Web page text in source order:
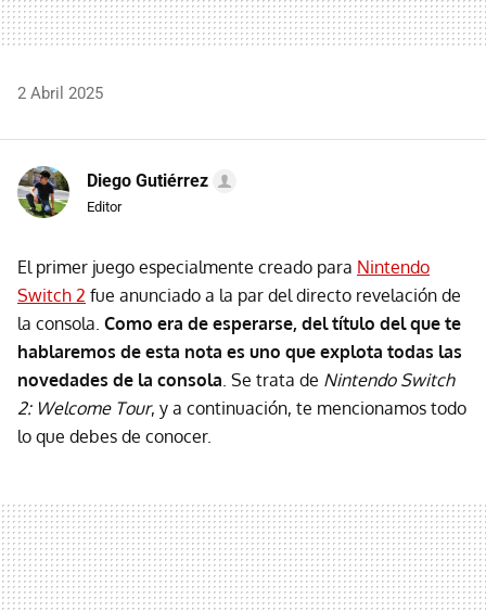
2 Abril 2025
Diego Gutiérrez
Editor
El primer juego especialmente creado para Nintendo
Switch 2 fue anunciado a la par del directo revelación de
la consola. Como era de esperarse, del título del que te
hablaremos de esta nota es uno que explota todas las
novedades de la consola. Se trata de Nintendo Switch
2: Welcome Tour, y a continuación, te mencionamos todo
lo que debes de conocer.